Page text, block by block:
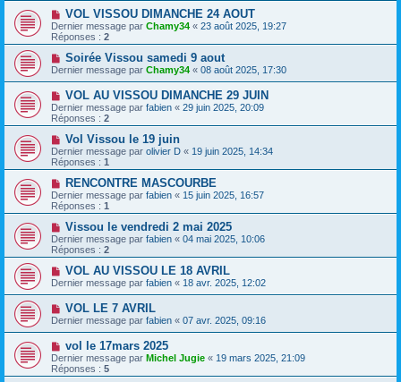
VOL VISSOU DIMANCHE 24 AOUT
Dernier message par Chamy34 « 23 août 2025, 19:27
Réponses : 2
Soirée Vissou samedi 9 aout
Dernier message par Chamy34 « 08 août 2025, 17:30
VOL AU VISSOU DIMANCHE 29 JUIN
Dernier message par fabien « 29 juin 2025, 20:09
Réponses : 2
Vol Vissou le 19 juin
Dernier message par olivier D « 19 juin 2025, 14:34
Réponses : 1
RENCONTRE MASCOURBE
Dernier message par fabien « 15 juin 2025, 16:57
Réponses : 1
Vissou le vendredi 2 mai 2025
Dernier message par fabien « 04 mai 2025, 10:06
Réponses : 2
VOL AU VISSOU LE 18 AVRIL
Dernier message par fabien « 18 avr. 2025, 12:02
VOL LE 7 AVRIL
Dernier message par fabien « 07 avr. 2025, 09:16
vol le 17mars 2025
Dernier message par Michel Jugie « 19 mars 2025, 21:09
Réponses : 5